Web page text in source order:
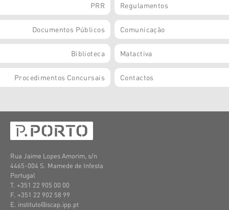
PRR Regulamentos
Documentos Públicos Comunicação
Biblioteca Matactiva
Procedimentos Concursais Contactos
Rua Jaime Lopes Amorim, s/n
4465-004 S. Mamede de Infesta
Portugal
T. +351 22 905 00 00
F. +351 22 902 58 99
E. instituto@iscap.ipp.pt